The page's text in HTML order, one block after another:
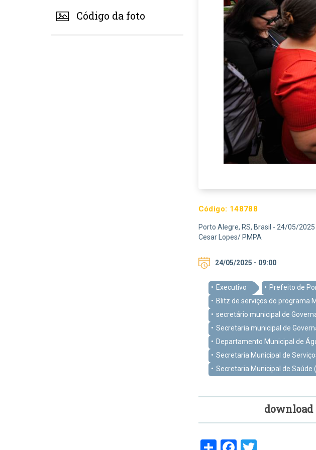
Código da foto
Código: 148788
Porto Alegre, RS, Brasil - 24/05/
Cesar Lopes/ PMPA
24/05/2025 - 09:00
Executivo Prefeito de
Blitz de serviços do programa
secretário municipal de
Secretaria municipal de
Departamento Municipal de
Secretaria Municipal de
Secretaria Municipal de Saúde
download